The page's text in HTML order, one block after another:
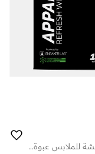
مناديل منعشة للملابس عبوة من